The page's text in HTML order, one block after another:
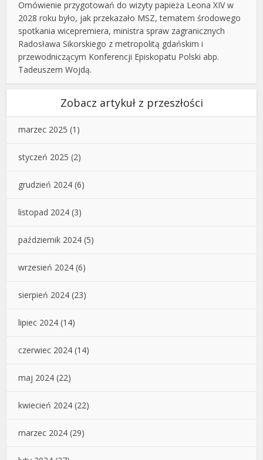
Omówienie przygotowań do wizyty papieża Leona XIV w
2028 roku było, jak przekazało MSZ, tematem środowego
spotkania wicepremiera, ministra spraw zagranicznych
Radosława Sikorskiego z metropolitą gdańskim i
przewodniczącym Konferencji Episkopatu Polski abp.
Tadeuszem Wojdą.
Zobacz artykuł z przeszłości
marzec 2025 (1)
styczeń 2025 (2)
grudzień 2024 (6)
listopad 2024 (3)
październik 2024 (5)
wrzesień 2024 (6)
sierpień 2024 (23)
lipiec 2024 (14)
czerwiec 2024 (14)
maj 2024 (22)
kwiecień 2024 (22)
marzec 2024 (29)